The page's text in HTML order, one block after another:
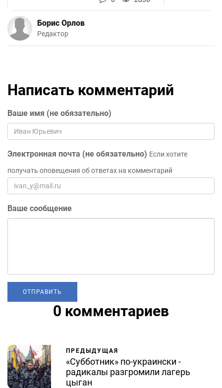
Борис Орлов
Редактор
Написать комментарий
Ваше имя (не обязательно)
Электронная почта (не обязательно) Если хотите
получать оповещения об ответах на комментарий
Ваше сообщение
0 комментариев
ПРЕДЫДУЩАЯ
«Субботник» по-украински -
радикалы разгромили лагерь
цыган